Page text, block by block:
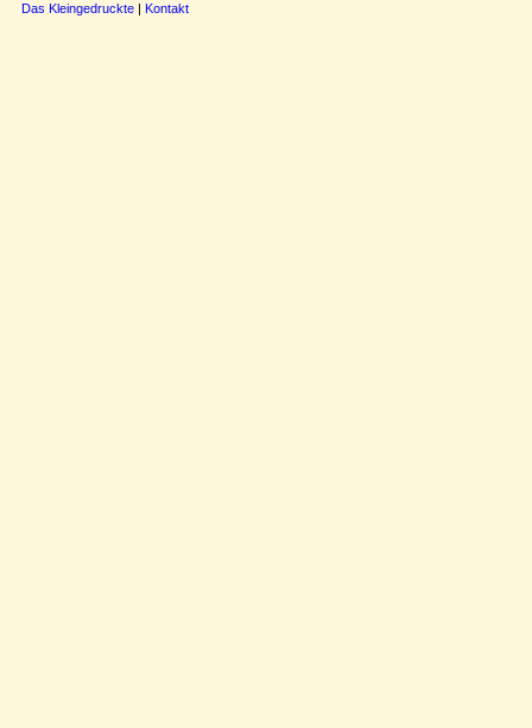
Das Kleingedruckte | Kontakt